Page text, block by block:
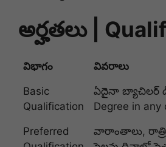
అర్హతలు |
విభాగం వివరాలు
Basic
Qualification
ఏదైనా బ్యాచిలర్
Degree in any
Preferred
వారాంతాలు, రాత్రి